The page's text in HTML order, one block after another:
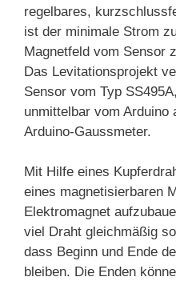
regelbares,
ist der minimale Strom
Magnetfeld vom Sensor
Das Levitationsprojekt
Sensor vom Typ
unmittelbar vom Arduino
Arduino-Gaussmeter.
Mit Hilfe eines
eines magnetisierbaren
Elektromagnet
viel Draht gleichmäßig
dass Beginn und Ende
bleiben. Die Enden